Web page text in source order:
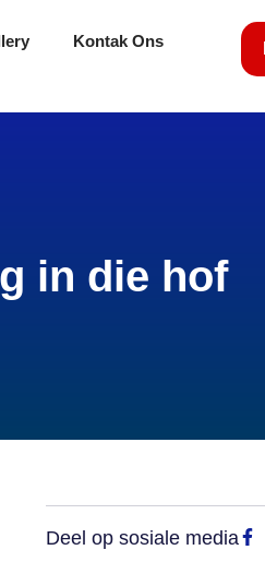
Kontak Ons
in die hof
Deel op sosiale media